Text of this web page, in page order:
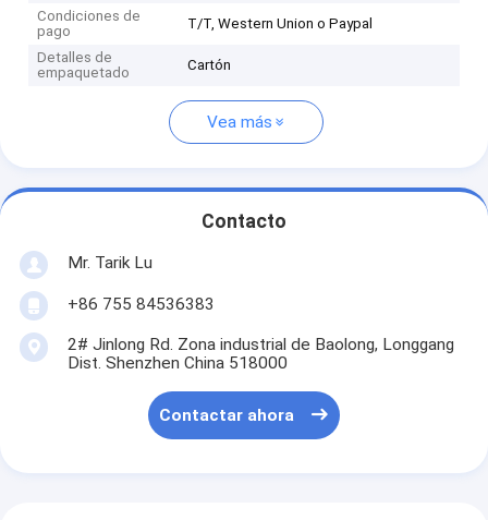
Condiciones de
pago
T/T, Western Union o Paypal
Detalles de
empaquetado
Cartón
Vea más
Contacto
Mr. Tarik Lu
+86 755 84536383
2# Jinlong Rd. Zona industrial de Baolong, Longgang
Dist. Shenzhen China 518000
Contactar ahora